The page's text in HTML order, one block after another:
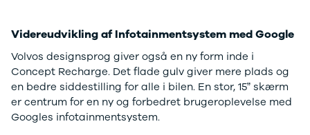
Modeller
Anmeldelser
Privatleasing
Tilbud
4 Electric
Modeller
Custom
Transit 350
L2 Van
Transit 350
L3 Van
Transit 350
Videreudvikling af Infotainmentsystem med Google
Volvos designsprog giver også en ny form inde i
Concept Recharge. Det flade gulv giver mere plads og
en bedre siddestilling for alle i bilen. En stor, 15” skærm
er centrum for en ny og forbedret brugeroplevelse med
Googles infotainmentsystem.